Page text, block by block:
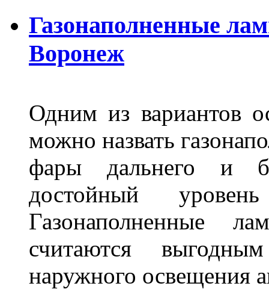
Газонаполненные
Воронеж
Одним из вариантов
можно назвать
фары дальнего и
достойный
Газонаполненные
считаются
наружного освещения